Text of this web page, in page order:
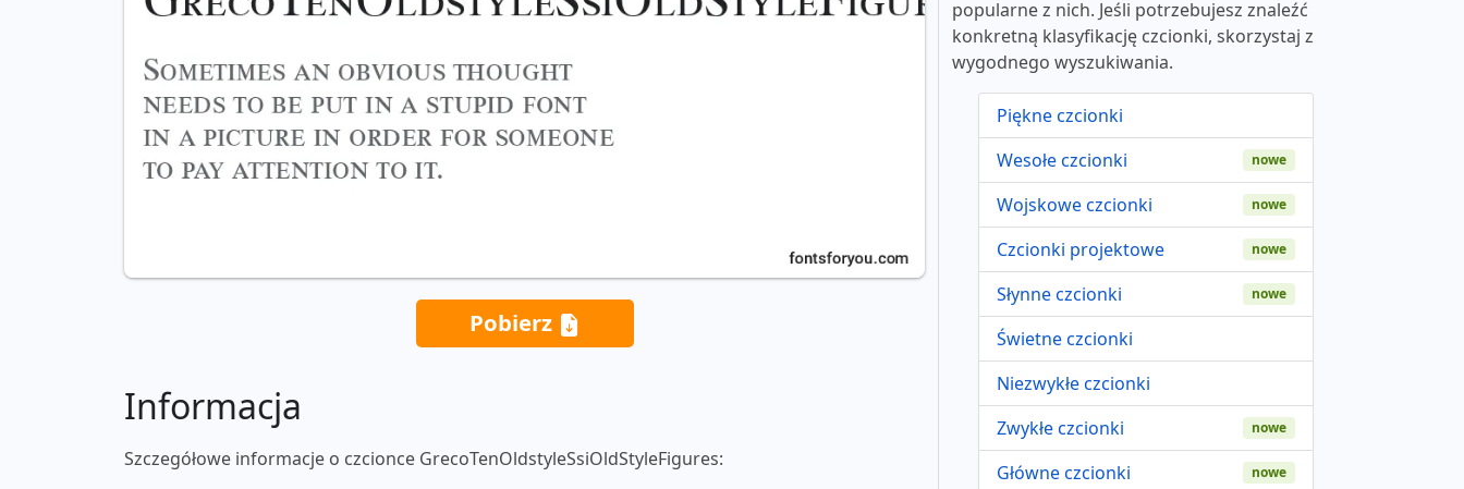
Pobierz
Informacja
Szczegółowe informacje o czcionce GrecoTenOldstyleSsiOldStyleFigures:
popularne z nich. Jeśli potrzebujesz znaleźć
konkretną klasyfikację czcionki, skorzystaj z
wygodnego wyszukiwania.
Piękne czcionki
Wesołe czcionki
nowe
Wojskowe czcionki nowe
Czcionki projektowe nowe
Słynne czcionki nowe
Świetne czcionki
Niezwykłe czcionki
Zwykłe czcionki
nowe
Główne czcionki nowe